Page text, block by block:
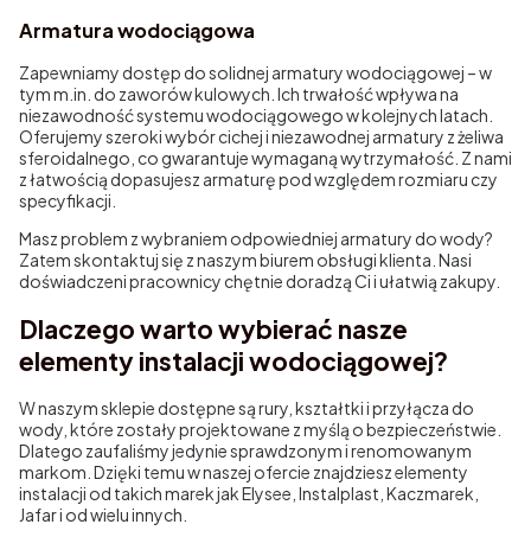
Armatura wodociągowa
Zapewniamy dostęp do solidnej armatury wodociągowej – w
tym m.in. do zaworów kulowych. Ich trwałość wpływa na
niezawodność systemu wodociągowego w kolejnych latach.
Oferujemy szeroki wybór cichej i niezawodnej armatury z żeliwa
sferoidalnego, co gwarantuje wymaganą wytrzymałość. Z nami
z łatwością dopasujesz armaturę pod względem rozmiaru czy
specyfikacji.
Masz problem z wybraniem odpowiedniej armatury do wody?
Zatem skontaktuj się z naszym biurem obsługi klienta. Nasi
doświadczeni pracownicy chętnie doradzą Ci i ułatwią zakupy.
Dlaczego warto wybierać nasze
elementy instalacji wodociągowej?
W naszym sklepie dostępne są rury, kształtki i przyłącza do
wody, które zostały projektowane z myślą o bezpieczeństwie.
Dlatego zaufaliśmy jedynie sprawdzonym i renomowanym
markom. Dzięki temu w naszej ofercie znajdziesz elementy
instalacji od takich marek jak Elysee, Instalplast, Kaczmarek,
Jafar i od wielu innych.